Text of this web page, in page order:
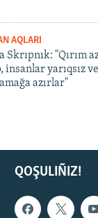
AQLARI
Skrıpnık: "Qırım
insanlar yarıqsız
azırlar"
QOŞULIÑIZ!